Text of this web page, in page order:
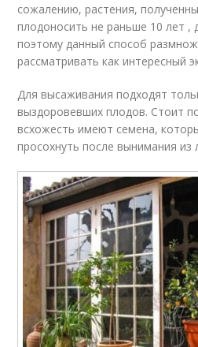
сожалению, растения,
плодоносить не раньше 10 лет ,
поэтому данный способ
рассматривать как интересный
Для высаживания подходят
выздоровевших плодов. Стоит
всхожесть имеют семена,
просохнуть после вынимания из